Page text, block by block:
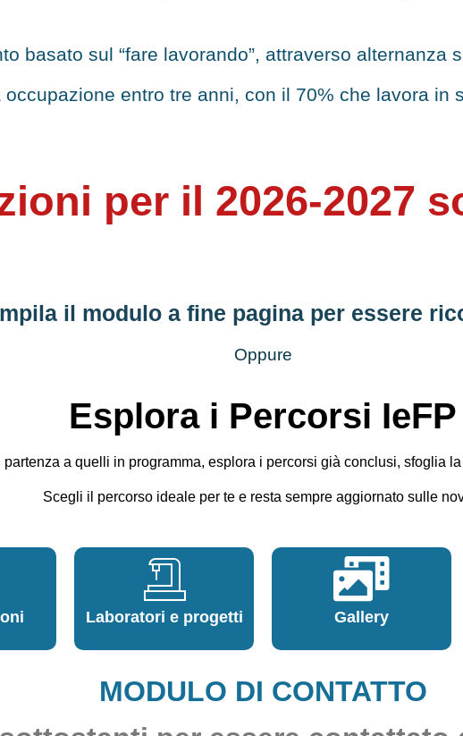
basato sul “fare lavorando”, attraverso
entro tre anni, con il 70% che lavora in
per il 2026-2027
il modulo a fine pagina per essere
Oppure
Esplora i Percorsi IeFP
a quelli in programma, esplora i percorsi già conclusi, sfoglia
Scegli il percorso ideale per te e resta sempre aggiornato sulle
Laboratori e progetti Gallery
MODULO DI CONTATTO